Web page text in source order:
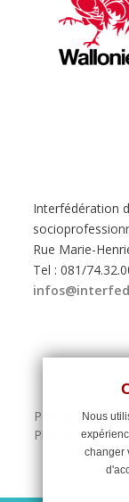
Nous
changer
Interfédération
Rue Marie-
Tel : 081/
Politique de
Plan du site